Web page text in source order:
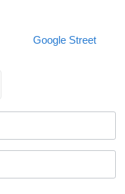
Google Street